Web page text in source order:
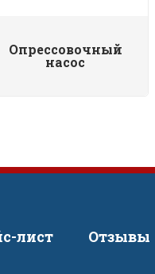
Опрессовочный
насос
лист Отзывы